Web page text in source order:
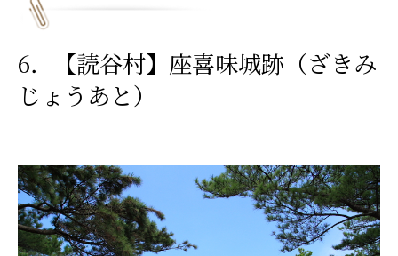
6．【読谷村】座喜味城跡（ざきみ
じょうあと）